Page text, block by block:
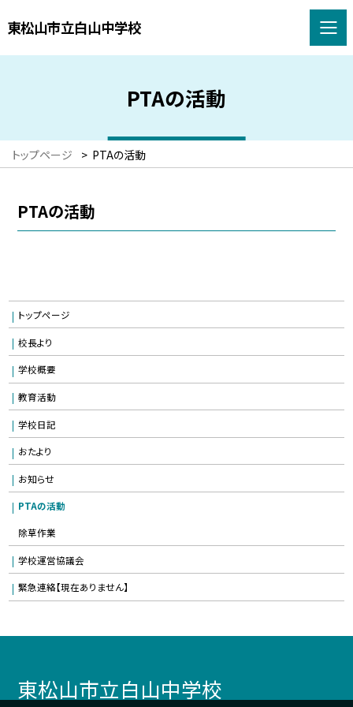
東松山市立白山中学校
PTAの活動
トップページ > PTAの活動
PTAの活動
トップページ
校長より
学校概要
教育活動
学校日記
おたより
お知らせ
PTAの活動
除草作業
学校運営協議会
緊急連絡【現在ありません】
東松山市立白山中学校